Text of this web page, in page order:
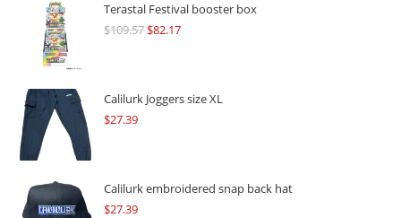
Terastal Festival booster box
$109.57Original
$109.57.
$82.17Current
$82.17.
Calilurk Joggers size XL
$27.39
Calilurk embroidered snap back hat
$27.39